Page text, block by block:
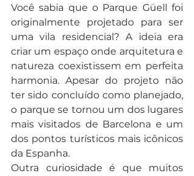
Você sabia que o Parque Güell foi
originalmente projetado para ser
uma vila residencial? A ideia era
criar um espaço onde arquitetura e
natureza coexistissem em perfeita
harmonia. Apesar do projeto não
ter sido concluído como planejado,
o parque se tornou um dos lugares
mais visitados de Barcelona e um
dos pontos turísticos mais icônicos
da Espanha.
Outra curiosidade é que muitos